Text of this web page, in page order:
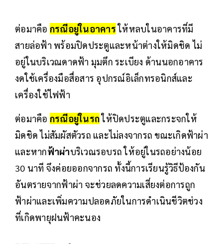
ต่อมาคือ กรณีอยู่ในอาคารให้หลบในอาคารที่มี
สายล่อฟ้า พร้อมปิดประตูและหน้าต่างให้มิดชิด ไม่
อยู่ในบริเวณดาดฟ้า มุมตึก ระเบียง ด้านนอกอาคาร
งดใช้เครื่องมือสื่อสาร อุปกรณ์อิเล็กทรอนิกส์และ
เครื่องใช้ไฟฟ้า
ต่อมาคือ กรณีอยู่ในรถให้ปิดประตูและกระจกให้
มิดชิด ไม่สัมผัสตัวรถ และไม่ลงจากรถ ขณะเกิดฟ้าผ่า
และหากฟ้าผ่าบริเวณรอบรถ ให้อยู่ในรถอย่างน้อย
30 นาที จึงค่อยออกจากรถ ทั้งนี้การเรียนรู้วิธีป้องกัน
อันตรายจากฟ้าผ่า จะช่วยลดความเสี่ยงต่อการถูก
ฟ้าผ่าและเพิ่มความปลอดภัยในการดำเนินชีวิตช่วง
ที่เกิดพายุฝนฟ้าคะนอง